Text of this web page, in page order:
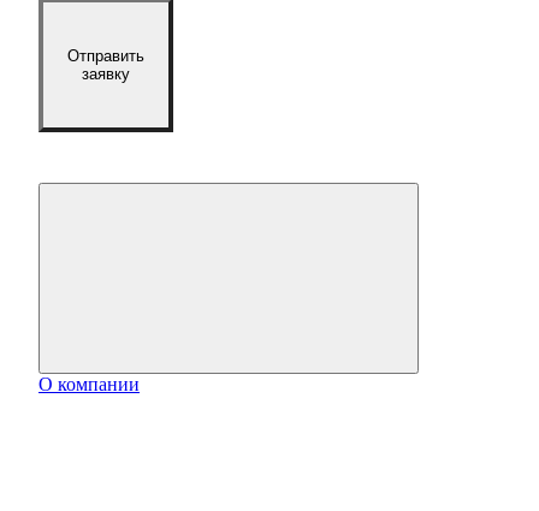
Отправить
заявку
О компании